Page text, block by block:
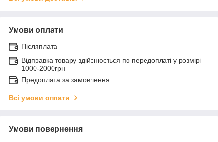
Умови оплати
Післяплата
Відправка товару здійснюється по передоплаті у розмірі
1000-2000грн
Предоплата за замовлення
Всі умови оплати
Умови повернення